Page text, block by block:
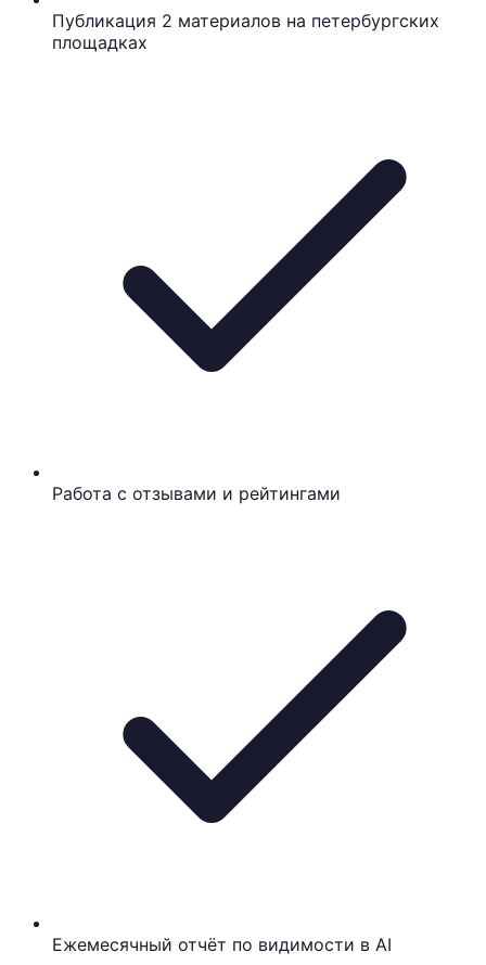
Публикация 2 материалов на петербургских
площадках
Работа с отзывами и рейтингами
Ежемесячный отчёт по видимости в AI